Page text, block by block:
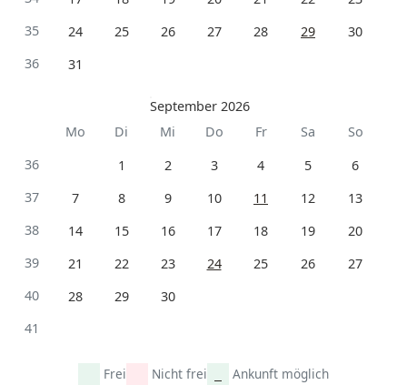
35
24 25 26 27 28 29
30
36
31
September 2026
Mo
Di Mi Do Fr Sa
So
36
1 2 3 4 5
6
37
7 8 9 10 11 12
13
38
14 15 16 17 18 19
20
39
21 22 23 24 25 26
27
40
28 29
30
41
Frei Nicht frei Ankunft möglich